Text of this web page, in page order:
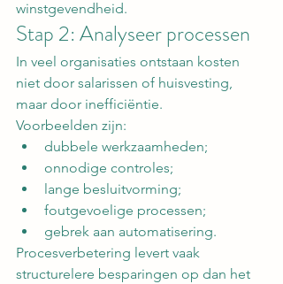
winstgevendheid.
Stap 2: Analyseer processen
In veel organisaties ontstaan kosten
niet door salarissen of huisvesting,
maar door inefficiëntie.
Voorbeelden zijn:
dubbele werkzaamheden;
onnodige controles;
lange besluitvorming;
foutgevoelige processen;
gebrek aan automatisering.
Procesverbetering levert vaak
structurelere besparingen op dan het